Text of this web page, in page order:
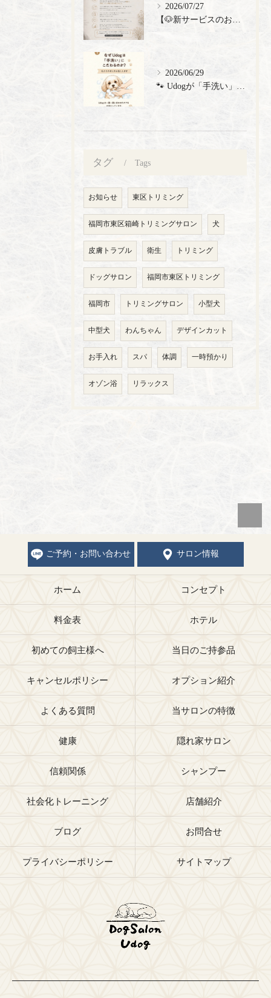
2026/07/27
2026/06/29
タグ Tags
お知らせ 東区トリミング
福岡市東区箱崎トリミングサロン 犬
皮膚トラブル 衛生 トリミング
ドッグサロン 福岡市東区トリミング
福岡市 トリミングサロン 小型犬
中型犬 わんちゃん デザインカット
お手入れ スパ 体調 一時預かり
オゾン浴 リラックス
ご予約・お問い合わせ サロン情報
ホーム コンセプト
料金表 ホテル
初めての飼主様へ 当日のご持参品
キャンセルポリシー オプション紹介
よくある質問 当サロンの特徴
健康 隠れ家サロン
信頼関係 シャンプー
社会化トレーニング 店舗紹介
ブログ お問合せ
プライバシーポリシー サイトマップ